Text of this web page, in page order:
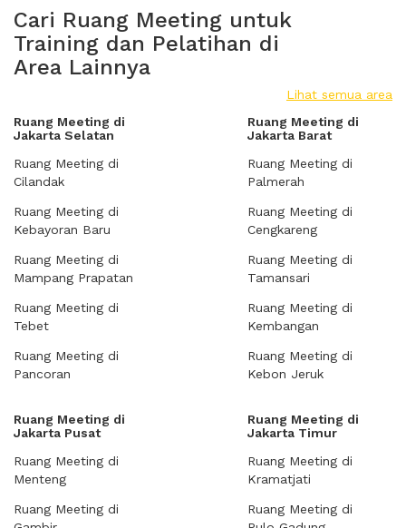
Cari Ruang Meeting untuk
Training dan Pelatihan di
Area Lainnya
Lihat semua area
Ruang Meeting di
Jakarta Selatan
Ruang Meeting di
Cilandak
Ruang Meeting di
Kebayoran Baru
Ruang Meeting di
Mampang Prapatan
Ruang Meeting di
Tebet
Ruang Meeting di
Pancoran
Ruang Meeting di
Jakarta Barat
Ruang Meeting di
Palmerah
Ruang Meeting di
Cengkareng
Ruang Meeting di
Tamansari
Ruang Meeting di
Kembangan
Ruang Meeting di
Kebon Jeruk
Ruang Meeting di
Jakarta Pusat
Ruang Meeting di
Menteng
Ruang Meeting di
Ruang Meeting di
Jakarta Timur
Ruang Meeting di
Kramatjati
Ruang Meeting di